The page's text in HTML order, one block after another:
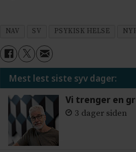
NAV SV PSYKISK HELSE
Mest lest siste syv dager:
Vi trenger en
3 dager siden